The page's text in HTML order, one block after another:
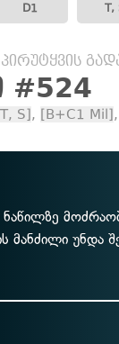
D1 T,
#524
S], [B+C1 Mil],
მანძილი უნდა